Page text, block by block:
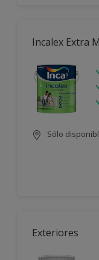
Incalex Extra
Sólo
Exteriores